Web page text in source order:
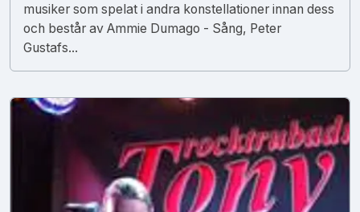
musiker som spelat i andra konstellationer innan dess
och består av Ammie Dumago - Sång, Peter
Gustafs...